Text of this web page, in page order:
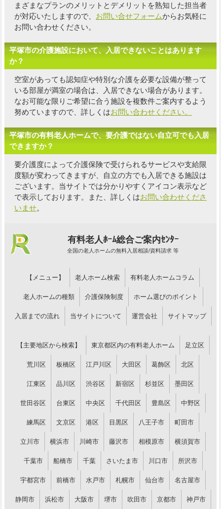
まざまなプランのメリットとデメリットを熟知した担当者
が対応いたしますので、 お問い合せフォームからお気軽に
お問い合わせください。
平塚市の介護施設において、入居できないことはあります
か？
空室があっても認知症や特別な介護を必要な設備が整って
いる部屋が満室の場合は、入居できない場合があります。
なお可能な限り ご希望に合う施設を複数件ご案内するよう
努めていますので、詳しくはお問い合わせください。
平塚市の有料老人ホームで、要介護ではない自立可でも入居
できますか？
要介護度によって介護保険で受けられるサービスや支給限
度額が変わってきますが、自立の方でも入居できる施設は
ございます。当サイトでは分かりやすくアイコン表示など
で表示しております。また、詳しくはお問い合わせくださ
いませ。
有料老人ﾎｰﾑ総合ご案内ｾﾝﾀｰ
全国の老人ホームの無料入居相談/資料請求 等
【メニュー】 老人ホーム検索 有料老人ホームコラム
老人ホームの種類 介護保険制度 ホーム選びのポイント
入居までの流れ 当サイトについて 運営会社 サイトマップ
【主要地区から検索】 東京都区内の有料老人ホーム 足立区
荒川区 板橋区 江戸川区 大田区 葛飾区 北区
江東区 品川区 渋谷区 新宿区 杉並区 墨田区
世田谷区 台東区 中央区 千代田区 豊島区 中野区
練馬区 文京区 港区 目黒区 八王子市 町田市
立川市 横浜市 川崎市 藤沢市 相模原市 横須賀市
千葉市 船橋市 千葉 さいたま市 川口市 所沢市
宇都宮市 前橋市 水戸市 札幌市 仙台市 名古屋市
静岡市 浜松市 大阪市 堺市 吹田市 京都市 神戸市